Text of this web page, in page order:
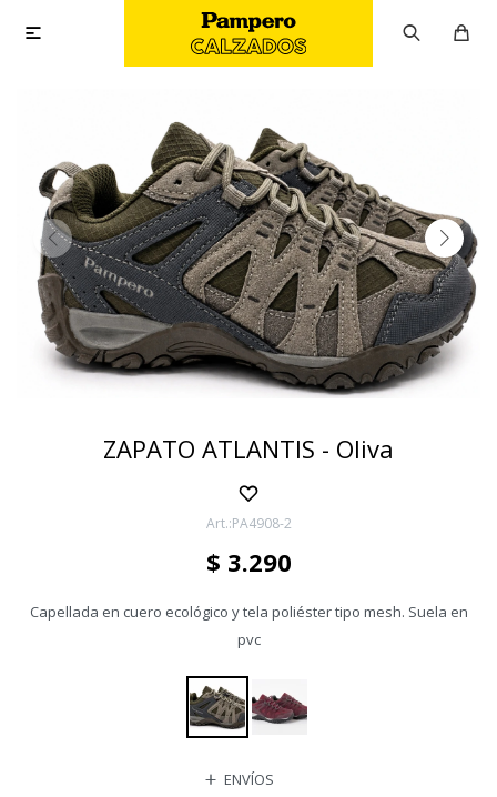

ZAPATO ATLANTIS - Oliva
PA4908-2
$ 3.290
Capellada en cuero ecológico y tela poliéster tipo mesh. Suela en
pvc
ENVÍOS